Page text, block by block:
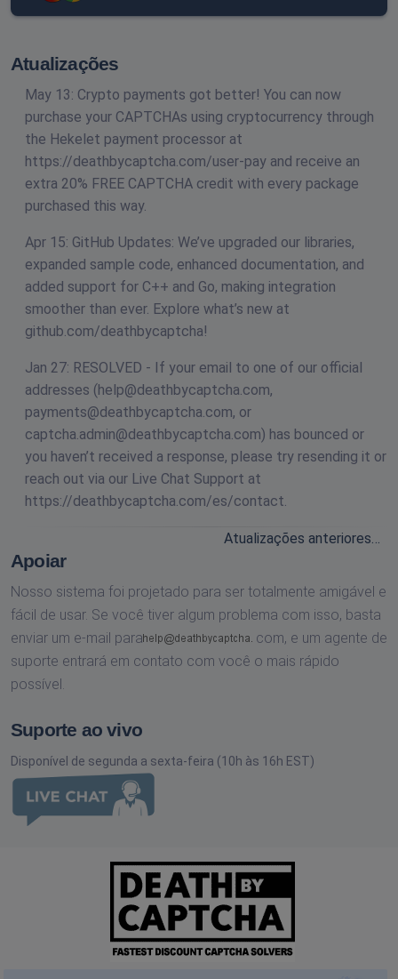
Atualizações
May 13: Crypto payments got better! You can now
purchase your CAPTCHAs using cryptocurrency through
the Hekelet payment processor at
https://deathbycaptcha.com/user-pay and receive an
extra 20% FREE CAPTCHA credit with every package
purchased this way.
Apr 15: GitHub Updates: We’ve upgraded our libraries,
expanded sample code, enhanced documentation, and
added support for C++ and Go, making integration
smoother than ever. Explore what’s new at
github.com/deathbycaptcha!
Jan 27: RESOLVED - If your email to one of our official
addresses (help@deathbycaptcha.com,
payments@deathbycaptcha.com, or
captcha.admin@deathbycaptcha.com) has bounced or
you haven’t received a response, please try resending it or
reach out via our Live Chat Support at
https://deathbycaptcha.com/es/contact.
Atualizações anteriores…
Apoiar
Nosso sistema foi projetado para ser totalmente amigável e
fácil de usar. Se você tiver algum problema com isso, basta
enviar um e-mail para
com, e um agente de
suporte entrará em contato com você o mais rápido
possível.
Suporte ao vivo
Disponível de segunda a sexta-feira (10h às 16h EST)